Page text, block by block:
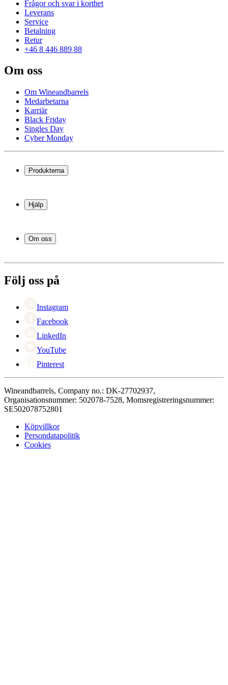
Frågor och svar i korthet
Leverans
Service
Betalning
Retur
+46 8 446 889 88
Om oss
Om Wineandbarrels
Medarbetarna
Karriär
Black Friday
Singles Day
Cyber Monday
Produkterna
Vinställ
Vinmöbler
Hjälp
Leverans
Service
Retur
Om oss
Karriär
Black Friday
Cyber Monday
Följ oss på
Instagram
Facebook
LinkedIn
YouTube
Pinterest
Wineandbarrels, Company no.: DK-27702937,
Organisationsnummer: 502078-7528, Momsregistreringsnummer:
SE502078752801
Köpvillkor
Persondatapolitik
Cookies